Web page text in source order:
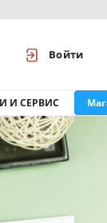
Войти
И СЕРВИС